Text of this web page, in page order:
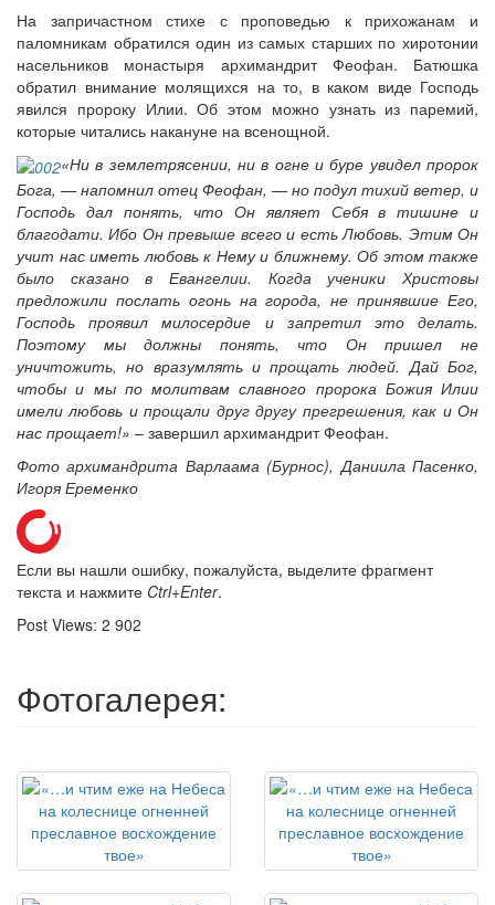
На запричастном стихе с проповедью к прихожанам и
паломникам обратился один из самых старших по хиротонии
насельников монастыря архимандрит Феофан. Батюшка
обратил внимание молящихся на то, в каком виде Господь
явился пророку Илии. Об этом можно узнать из паремий,
которые читались накануне на всенощной.
«Ни в землетрясении, ни в огне и буре увидел пророк
Бога, — напомнил отец Феофан, — но подул тихий ветер, и
Господь дал понять, что Он являет Себя в тишине и
благодати. Ибо Он превыше всего и есть Любовь. Этим Он
учит нас иметь любовь к Нему и ближнему. Об этом также
было сказано в Евангелии. Когда ученики Христовы
предложили послать огонь на города, не принявшие Его,
Господь проявил милосердие и запретил это делать.
Поэтому мы должны понять, что Он пришел не
уничтожить, но вразумлять и прощать людей. Дай Бог,
чтобы и мы по молитвам славного пророка Божия Илии
имели любовь и прощали друг другу прегрешения, как и Он
нас прощает!» – завершил архимандрит Феофан.
Фото архимандрита Варлаама (Бурнос), Даниила Пасенко,
Игоря Еременко
Если вы нашли ошибку, пожалуйста, выделите фрагмент
текста и нажмите Ctrl+Enter.
Post Views: 2 902
Фотогалерея: